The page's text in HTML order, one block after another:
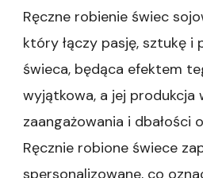
Ręczne robienie świec
który łączy pasję, sztukę i
świeca, będąca efektem
wyjątkowa, a jej produkcja
zaangażowania i dbałości
Ręcznie robione świece